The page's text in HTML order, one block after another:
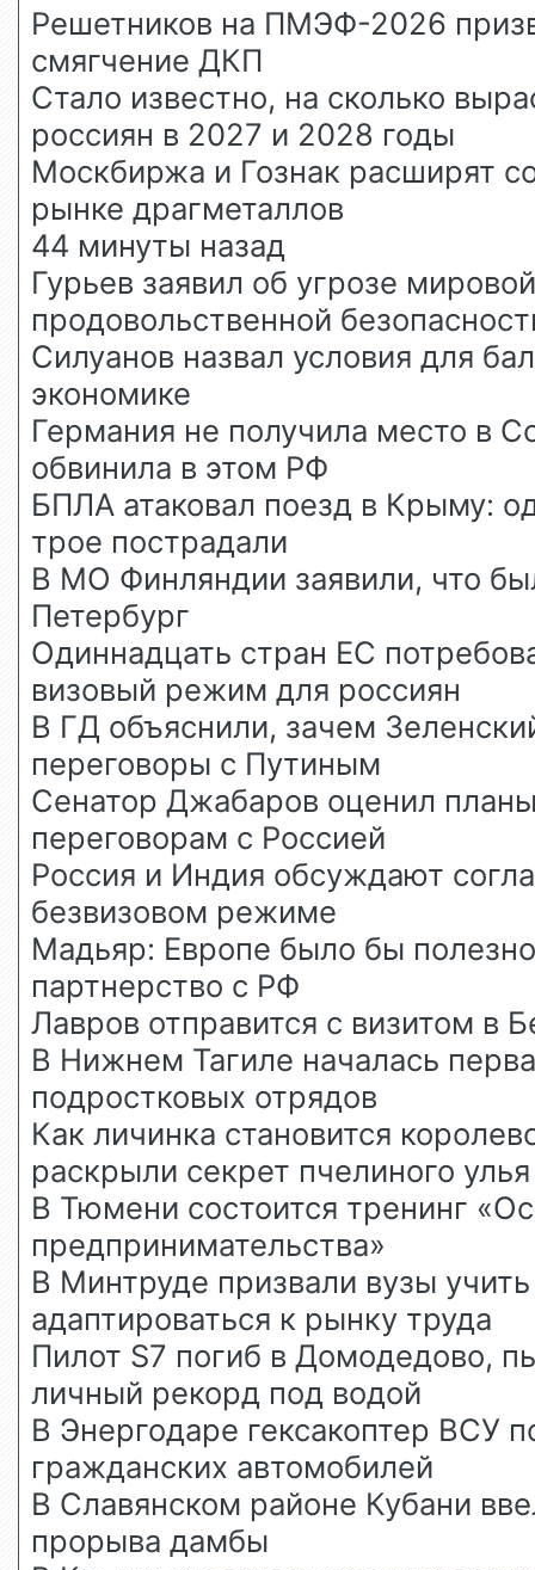
Решетников на ПМЭФ-2026
смягчение ДКП
Стало известно, на сколько
россиян в 2027 и 2028 годы
Москбиржа и Гознак расширят
рынке драгметаллов
44 минуты назад
Гурьев заявил об угрозе мировой
продовольственной
Силуанов назвал условия для
экономике
Германия не получила место в
обвинила в этом РФ
БПЛА атаковал поезд в Крыму:
трое пострадали
В МО Финляндии заявили, что
Петербург
Одиннадцать стран ЕС
визовый режим для россиян
В ГД объяснили, зачем
переговоры с Путиным
Сенатор Джабаров оценил
переговорам с Россией
Россия и Индия обсуждают
безвизовом режиме
Мадьяр: Европе было бы
партнерство с РФ
Лавров отправится с визитом в
В Нижнем Тагиле началась
подростковых отрядов
Как личинка становится
раскрыли секрет пчелиного улья
В Тюмени состоится тренинг
предпринимательства»
В Минтруде призвали вузы
адаптироваться к рынку труда
Пилот S7 погиб в Домодедово,
личный рекорд под водой
В Энергодаре гексакоптер ВСУ
гражданских автомобилей
В Славянском районе Кубани
прорыва дамбы